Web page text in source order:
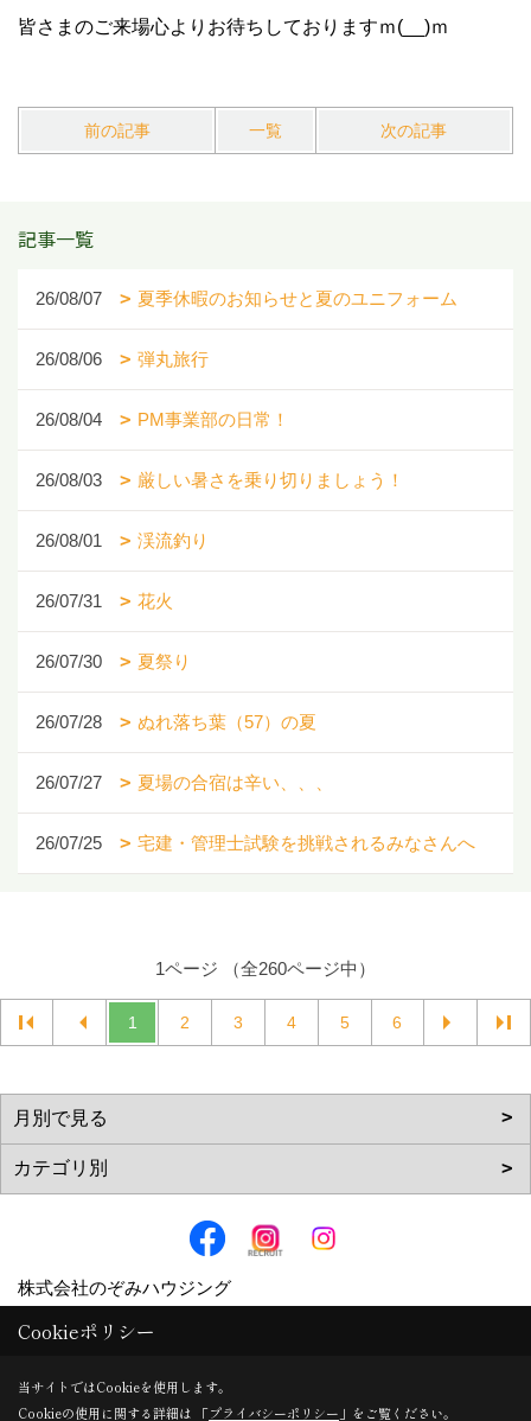
皆さまのご来場心よりお待ちしておりますｍ(__)ｍ
前の記事 一覧 次の記事
記事一覧
26/08/07 夏季休暇のお知らせと夏のユニフォーム
26/08/06 弾丸旅行
26/08/04 PM事業部の日常！
26/08/03 厳しい暑さを乗り切りましょう！
26/08/01 渓流釣り
26/07/31 花火
26/07/30 夏祭り
26/07/28 ぬれ落ち葉（57）の夏
26/07/27 夏場の合宿は辛い、、、
26/07/25 宅建・管理士試験を挑戦されるみなさんへ
1ページ （全260ページ中）
1 2 3 4 5 6
株式会社のぞみハウジング
〒617-0002
TEL： 0120-57-0707/075-924-0707
Cookieポリシー
当サイトではCookieを使用します。
Cookieの使用に関する詳細は 「プライバシーポリシー 」をご覧ください。